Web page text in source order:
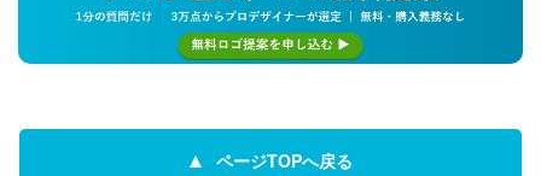
ページTOPへ戻る